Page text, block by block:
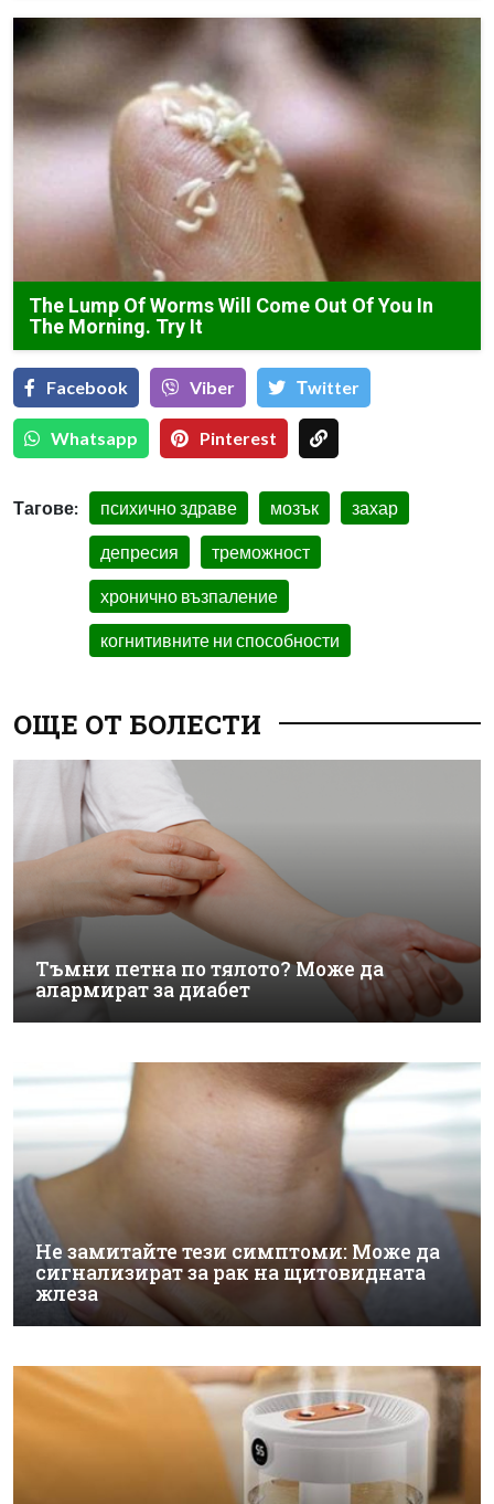
The Lump Of Worms Will Come Out Of You In
The Morning. Try It
Facebook Viber Тwitter
Whatsapp Pinterest
Тагове: психично здраве мозък захар
депресия треможност
хронично възпаление
когнитивните ни способности
ОЩЕ ОТ БОЛЕСТИ
Тъмни петна по тялото? Може да
алармират за диабет
Не замитайте тези симптоми: Може да
сигнализират за рак на щитовидната
жлеза